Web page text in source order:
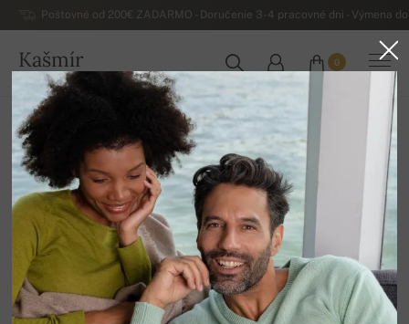
Poštovné od 200€ ZADARMO - Doručenie 3-4 pracovné dni - Výmena
Kašmír
SLOVENSKO
0
Domov Luxusné pánske kašmírové svetre Pánske svetry z ťavy